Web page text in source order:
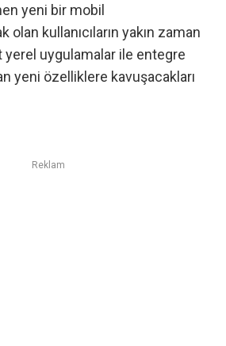
yeni bir mobil
olan kullanıcıların yakın zaman
yerel uygulamalar ile entegre
yeni özelliklere kavuşacakları
Reklam